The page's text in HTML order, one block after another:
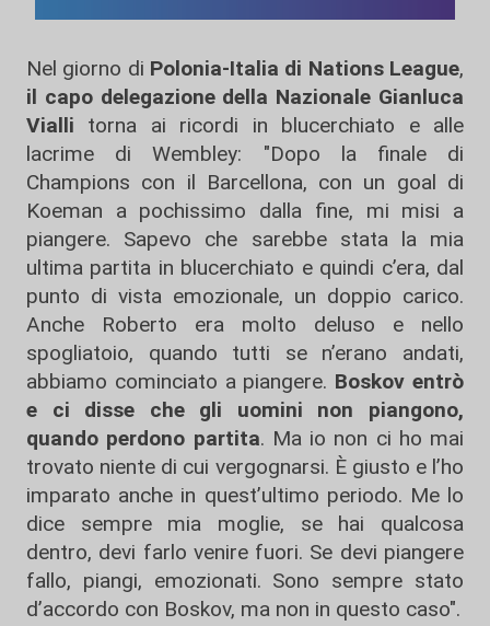
Nel giorno di Polonia-Italia di Nations League,
il capo delegazione della Nazionale Gianluca
Vialli torna ai ricordi in blucerchiato e alle
lacrime di Wembley: "Dopo la finale di
Champions con il Barcellona, con un goal di
Koeman a pochissimo dalla fine, mi misi a
piangere. Sapevo che sarebbe stata la mia
ultima partita in blucerchiato e quindi c’era, dal
punto di vista emozionale, un doppio carico.
Anche Roberto era molto deluso e nello
spogliatoio, quando tutti se n’erano andati,
abbiamo cominciato a piangere. Boskov entrò
e ci disse che gli uomini non piangono,
quando perdono partita. Ma io non ci ho mai
trovato niente di cui vergognarsi. È giusto e l’ho
imparato anche in quest’ultimo periodo. Me lo
dice sempre mia moglie, se hai qualcosa
dentro, devi farlo venire fuori. Se devi piangere
fallo, piangi, emozionati. Sono sempre stato
d’accordo con Boskov, ma non in questo caso".